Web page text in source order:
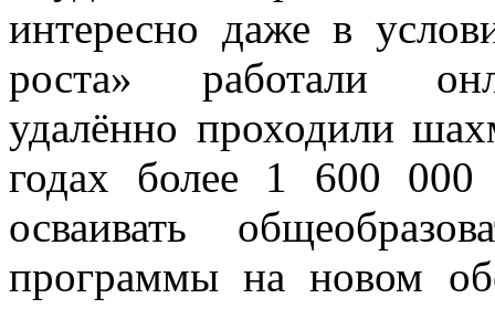
интересно даже в
роста» работали
удалённо проходили
годах более 1 600 000
осваивать
программы на новом